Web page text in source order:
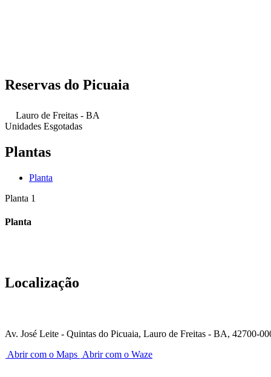
Reservas do Picuaia
Lauro de Freitas - BA
Unidades Esgotadas
Plantas
Planta
Planta 1
Planta
Localização
Av. José Leite - Quintas do Picuaia, Lauro de Freitas - BA, 42700-
Abrir com o Maps Abrir com o Waze